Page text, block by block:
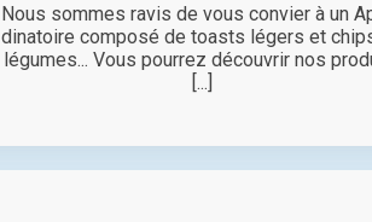
Nous sommes ravis de vous convier à un
dinatoire composé de toasts légers et
légumes... Vous pourrez découvrir nos
[...]